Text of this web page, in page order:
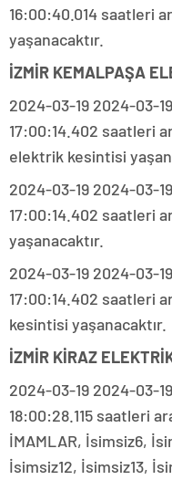
16:00:40.014 saatleri
yaşanacaktır.
İZMİR KEMALPAŞA
2024-03-19 2024-03-
17:00:14.402 saatleri
elektrik kesintisi
2024-03-19 2024-03-
17:00:14.402 saatleri
yaşanacaktır.
2024-03-19 2024-03-
17:00:14.402 saatleri
kesintisi yaşanacaktır.
İZMİR KİRAZ
2024-03-19 2024-03-
18:00:28.115 saatleri
İMAMLAR, İsimsiz6,
İsimsiz12, İsimsiz13,